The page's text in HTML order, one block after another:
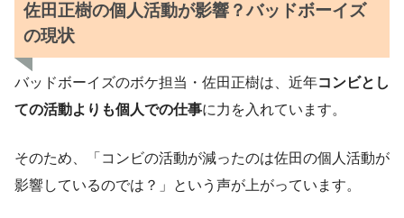
佐田正樹の個人活動が影響？バッドボーイズ
の現状
バッドボーイズのボケ担当・佐田正樹は、近年コンビとし
ての活動よりも個人での仕事に力を入れています。
そのため、「コンビの活動が減ったのは佐田の個人活動が
影響しているのでは？」という声が上がっています。